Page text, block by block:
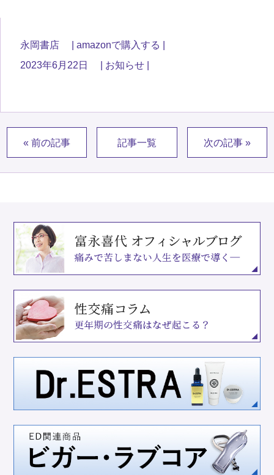
永岡書店
amazonで購入する
2023年6月22日
お知らせ
« 前の記事 記事一覧 次の記事 »